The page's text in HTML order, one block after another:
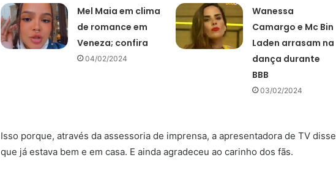
Mel Maia em clima
de romance em
Veneza; confira
04/02/2024
Wanessa
Camargo e Mc Bin
Laden arrasam na
dança durante
BBB
03/02/2024
Isso porque, através da assessoria de imprensa, a apresentadora de TV disse
que já estava bem e em casa. E ainda agradeceu ao carinho dos fãs.